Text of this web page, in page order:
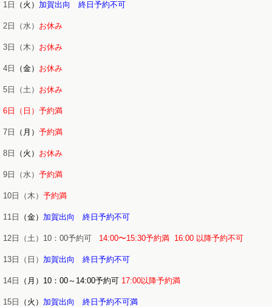
1日 （火） 加賀出向 終日予約不可
2日（水） お休み
3日（木） お休み
4日 （金） お休み
5日（土） お休み
6日（日）予約満
7日 （月）予約満
8日 （火） お休み
9日（水）予約満
10日（木）予約満
11日 （金） 加賀出向 終日予約不可
12日（土）10：00予約可 14:00〜15:30予約満 16:00 以降予約不可
13日（日） 加賀出向 終日予約不可
14日 （月）10：00～14:00予約可 17:00以降予約満
15日 （火） 加賀出向 終日予約不可満